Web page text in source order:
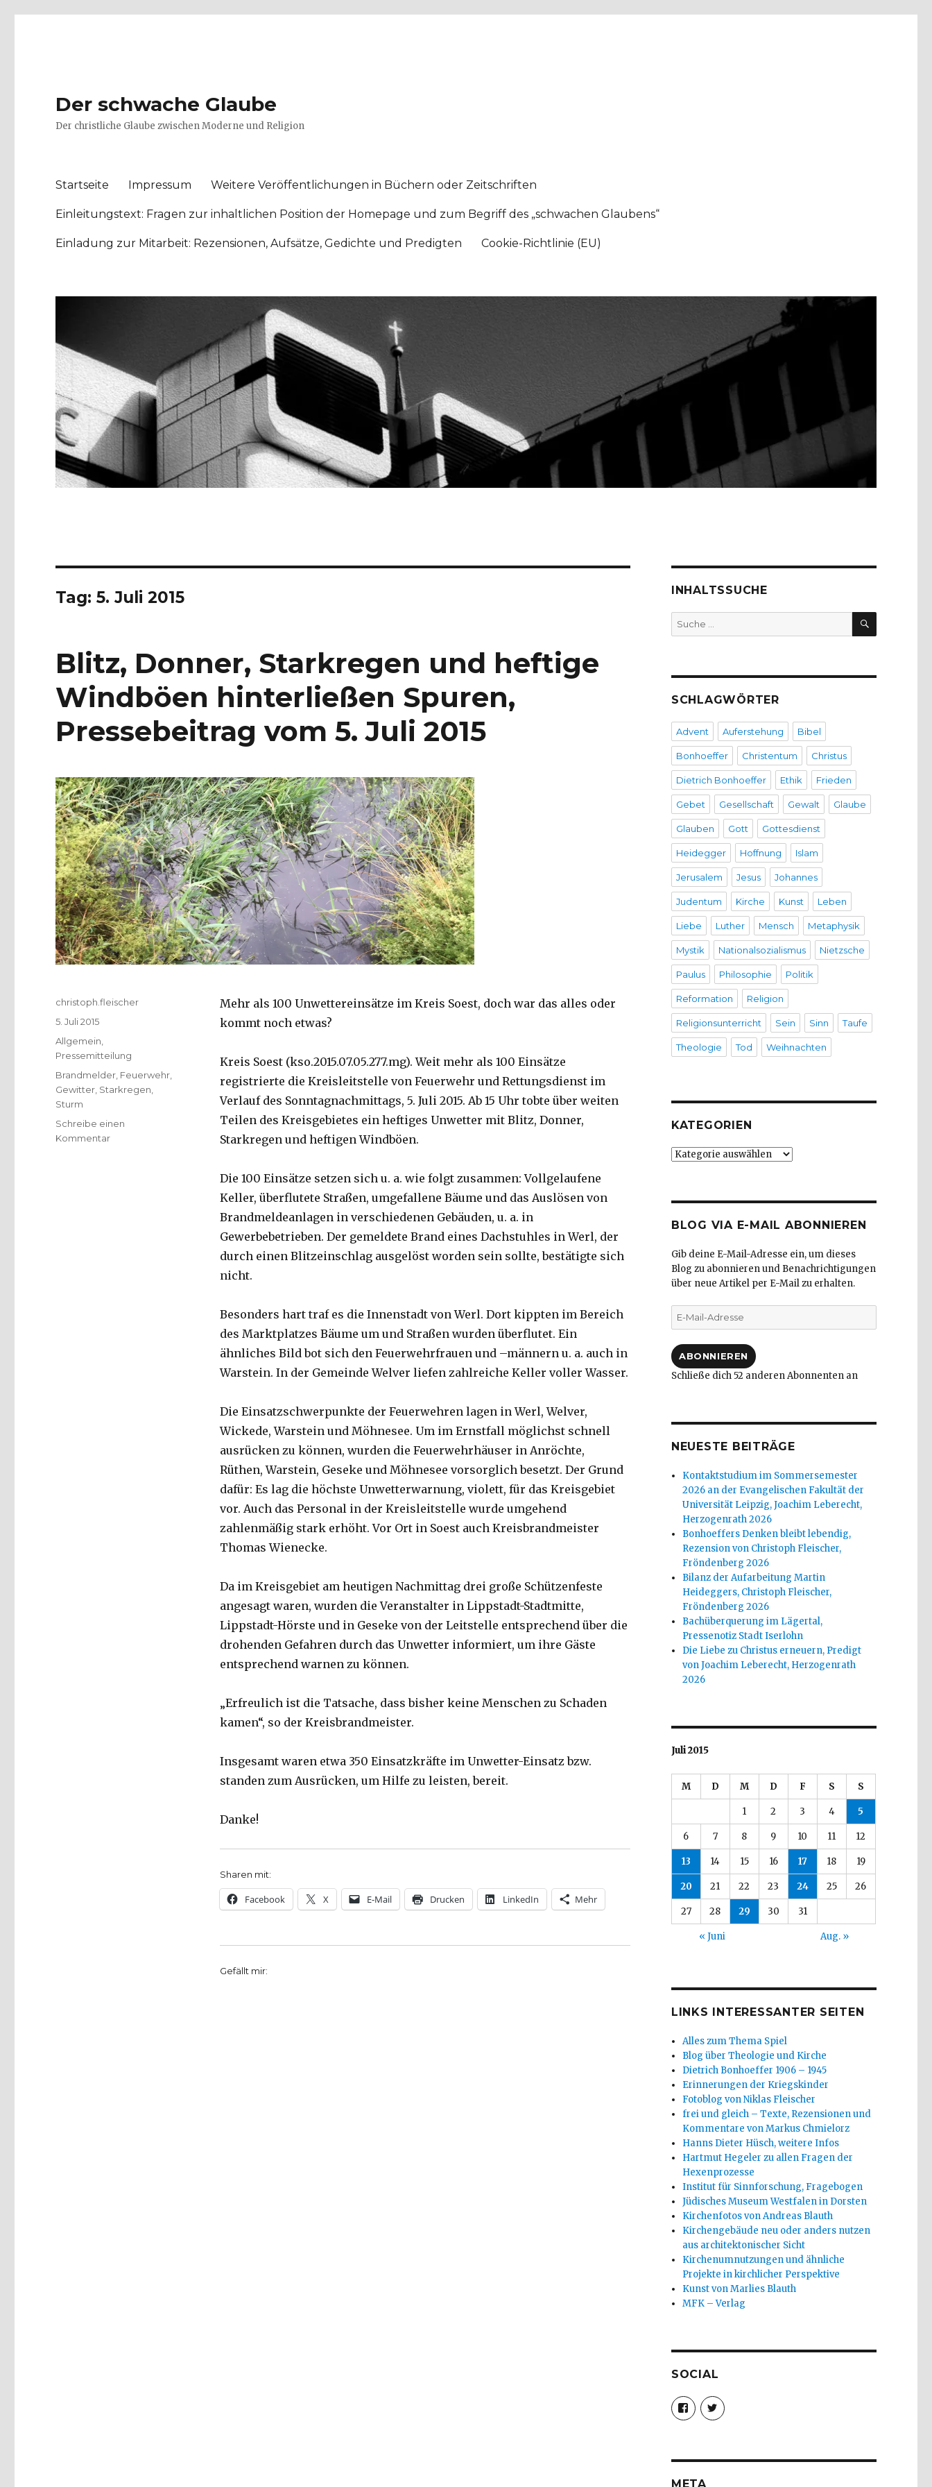
Der schwache Glaube
Der christliche Glaube zwischen Moderne und Religion
Startseite Impressum Weitere Veröffentlichungen in Büchern oder Zeitschriften
Einleitungstext: Fragen zur inhaltlichen Position der Homepage und zum Begriff des „schwachen Glaubens“
Einladung zur Mitarbeit: Rezensionen, Aufsätze, Gedichte und Predigten Cookie-Richtlinie (EU)
Tag:5. Juli 2015
Blitz, Donner, Starkregen und heftige
Windböen hinterließen Spuren,
Pressebeitrag vom 5. Juli 2015
Mehr als 100 Unwettereinsätze im Kreis Soest, doch war das alles oder
kommt noch etwas?
Kreis Soest (kso.2015.07.05.277.mg). Weit mehr als 100 Einsätze
registrierte die Kreisleitstelle von Feuerwehr und Rettungsdienst im
Verlauf des Sonntagnachmittags, 5. Juli 2015. Ab 15 Uhr tobte über weiten
Teilen des Kreisgebietes ein heftiges Unwetter mit Blitz, Donner,
Starkregen und heftigen Windböen.
Die 100 Einsätze setzen sich u. a. wie folgt zusammen: Vollgelaufene
Keller, überflutete Straßen, umgefallene Bäume und das Auslösen von
Brandmeldeanlagen in verschiedenen Gebäuden, u. a. in
Gewerbebetrieben. Der gemeldete Brand eines Dachstuhles in Werl, der
durch einen Blitzeinschlag ausgelöst worden sein sollte, bestätigte sich
nicht.
Besonders hart traf es die Innenstadt von Werl. Dort kippten im Bereich
des Marktplatzes Bäume um und Straßen wurden überflutet. Ein
ähnliches Bild bot sich den Feuerwehrfrauen und –männern u. a. auch in
Warstein. In der Gemeinde Welver liefen zahlreiche Keller voller Wasser.
Die Einsatzschwerpunkte der Feuerwehren lagen in Werl, Welver,
Wickede, Warstein und Möhnesee. Um im Ernstfall möglichst schnell
ausrücken zu können, wurden die Feuerwehrhäuser in Anröchte,
Rüthen, Warstein, Geseke und Möhnesee vorsorglich besetzt. Der Grund
dafür: Es lag die höchste Unwetterwarnung, violett, für das Kreisgebiet
vor. Auch das Personal in der Kreisleitstelle wurde umgehend
zahlenmäßig stark erhöht. Vor Ort in Soest auch Kreisbrandmeister
Thomas Wienecke.
Da im Kreisgebiet am heutigen Nachmittag drei große Schützenfeste
angesagt waren, wurden die Veranstalter in Lippstadt-Stadtmitte,
Lippstadt-Hörste und in Geseke von der Leitstelle entsprechend über die
drohenden Gefahren durch das Unwetter informiert, um ihre Gäste
entsprechend warnen zu können.
„Erfreulich ist die Tatsache, dass bisher keine Menschen zu Schaden
kamen“, so der Kreisbrandmeister.
Insgesamt waren etwa 350 Einsatzkräfte im Unwetter-Einsatz bzw.
standen zum Ausrücken, um Hilfe zu leisten, bereit.
Danke!
Sharen mit:
Facebook X E-Mail Drucken LinkedIn Mehr
Gefällt mir:
Autor
christoph.fleischer
Veröffentlicht
am
5. Juli 2015
Kategorien
Allgemein
Pressemitteilung
Schlagwörter
Brandmelder Feuerwehr
Gewitter Starkregen
Sturm
Schreibe einen
Kommentarzu
INHALTSSUCHE
Suche
nach:
SUCHEN
SCHLAGWÖRTER
Advent Auferstehung Bibel
Bonhoeffer Christentum Christus
Dietrich Bonhoeffer Ethik Frieden
Gebet Gesellschaft Gewalt Glaube
Glauben Gott Gottesdienst
Heidegger Hoffnung Islam
Jerusalem Jesus Johannes
Judentum Kirche Kunst Leben
Liebe Luther Mensch Metaphysik
Mystik Nationalsozialismus Nietzsche
Paulus Philosophie Politik
Reformation Religion
Religionsunterricht Sein Sinn Taufe
Theologie Tod Weihnachten
KATEGORIEN
Kategorien
BLOG VIA E-MAIL ABONNIEREN
Gib deine E-Mail-Adresse ein, um dieses
Blog zu abonnieren und Benachrichtigungen
über neue Artikel per E-Mail zu erhalten.
E-
Mail-
ABONNIEREN
Schließe dich 52 anderen Abonnenten an
NEUESTE BEITRÄGE
Kontaktstudium im Sommersemester
2026 an der Evangelischen Fakultät der
Universität Leipzig, Joachim Leberecht,
Herzogenrath 2026
Bonhoeffers Denken bleibt lebendig,
Rezension von Christoph Fleischer,
Fröndenberg 2026
Bilanz der Aufarbeitung Martin
Heideggers, Christoph Fleischer,
Fröndenberg 2026
Bachüberquerung im Lägertal,
Pressenotiz Stadt Iserlohn
Die Liebe zu Christus erneuern, Predigt
von Joachim Leberecht, Herzogenrath
2026
Juli 2015
M D M D F S S
1 2 3 4 5
6 7 8 9 10 11 12
13 14 15 16 17 18 19
20 21 22 23 24 25 26
27 28 29 30 31
« Juni Aug. »
LINKS INTERESSANTER SEITEN
Alles zum Thema Spiel
Blog über Theologie und Kirche
Dietrich Bonhoeffer 1906 – 1945
Erinnerungen der Kriegskinder
Fotoblog von Niklas Fleischer
frei und gleich – Texte, Rezensionen und
Kommentare von Markus Chmielorz
Hanns Dieter Hüsch, weitere Infos
Hartmut Hegeler zu allen Fragen der
Hexenprozesse
Institut für Sinnforschung, Fragebogen
Jüdisches Museum Westfalen in Dorsten
Kirchenfotos von Andreas Blauth
Kirchengebäude neu oder anders nutzen
aus architektonischer Sicht
Kirchenumnutzungen und ähnliche
Projekte in kirchlicher Perspektive
Kunst von Marlies Blauth
MFK – Verlag
SOCIAL
Profil
von
christoph.fleischer1
anzeigen
Profil
von
anzeigen
META